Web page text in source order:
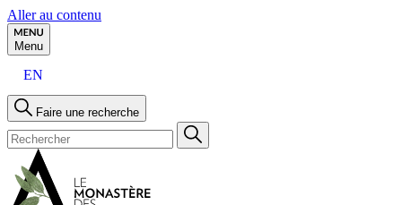
Aller au contenu
Menu
EN
Faire une recherche